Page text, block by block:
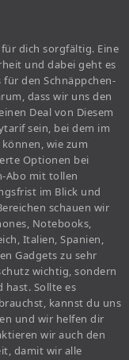
dich sorgfältig. Eine
und dabei geht es
den Schnäppchen-
dass wir uns den
Deal von Diesem
sein, bei dem im
wie zum
Optionen bei
Abo mit tollen
im Blick und
schauen wir
Notebooks,
Italien, Spanien,
Gadgets zu sehr
wichtig, sondern
hast. Sollte es
kannst du uns
und wir helfen dir
wir auch den
damit wir alle